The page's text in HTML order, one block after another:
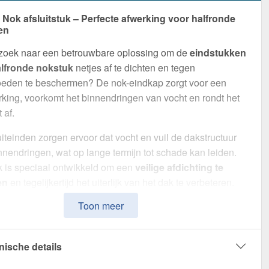
Nok afsluitstuk – Perfecte afwerking voor halfronde
naar een betrouwbare oplossing om deeindstukken
nokstuk netjes af te dichten en tegen
te beschermen? De nok-eindkap zorgt voor een
voorkomt het binnendringen van vocht en rondt het
af.
zorgen ervoor dat vocht en vuil de dakstructuur
wat op lange termijn tot schade kan leiden.
is speciaal ontwikkeld om een veilige afdichting te
indruk met zijn eenvoudige montage, hoge weerstand en
hoge stabiliteit. Dankzij de
in
Toon meer
details